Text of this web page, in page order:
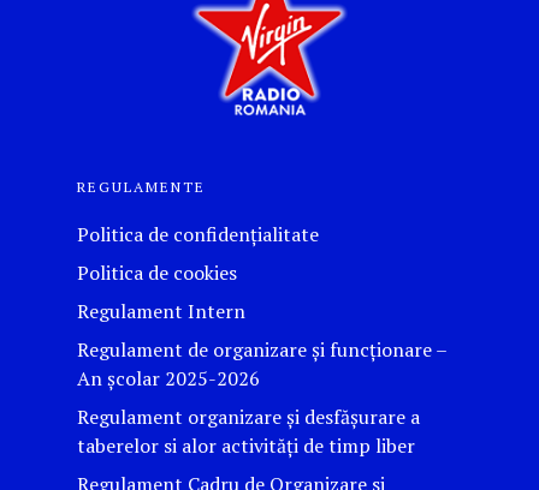
REGULAMENTE
Politica de confidențialitate
Politica de cookies
Regulament Intern
Regulament de organizare și funcționare –
An școlar 2025-2026
Regulament organizare și desfășurare a
taberelor si alor activităţi de timp liber
Regulament Cadru de Organizare si